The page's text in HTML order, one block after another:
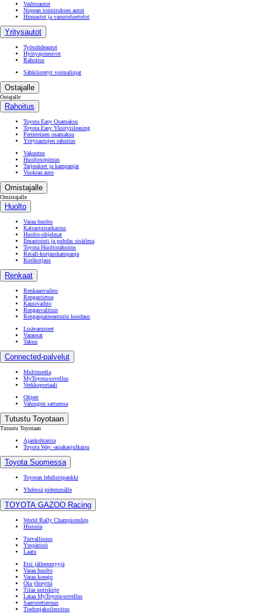
Vaihtoautot
Nopean toimituksen autot
Hinnastot ja varusteluettelot
Yritysautot
Työsuhdeautot
Hyötyajoneuvot
Rahoitus
Sähköistetyt voimalinjat
Ostajalle
Ostajalle
Rahoitus
Toyota Easy Osamaksu
Toyota Easy Yksityisleasing
Perinteinen osamaksu
Yritysautojen rahoitus
Vakuutus
Huoltosopimus
Tarjoukset ja kampanjat
Vuokraa auto
Omistajalle
Omistajalle
Huolto
Varaa huolto
Katsastustarkastus
Huolto-ohjelmat
Ilmastointi ja puhdas sisäilma
Toyota Huoltorahoitus
Recall-korjauskampanja
Korikorjaus
Renkaat
Renkaanvaihto
Rengastietoa
Kausivaihto
Rengasvalitsin
Rengaspaineanturin koodaus
Lisävarusteet
Varaosat
Takuu
Connected-palvelut
Multimedia
MyToyota-sovellus
Verkkoportaali
Ohjeet
Vahingon sattuessa
Tutustu Toyotaan
Tutustu Toyotaan
Ajankohtaista
Toyota Way -asiakasjulkaisu
Toyota Suomessa
Toyotan lehdistöpankki
Yhdessä pidemmälle
TOYOTA GAZOO Racing
World Rally Championship
Historia
Turvallisuus
Ympäristö
Laatu
Etsi jälleenmyyjä
Varaa huolto
Varaa koeajo
Ota yhteyttä
Tilaa uutiskirje
Lataa MyToyota-sovellus
Saavutettavuus
Tiedonjakoilmoitus